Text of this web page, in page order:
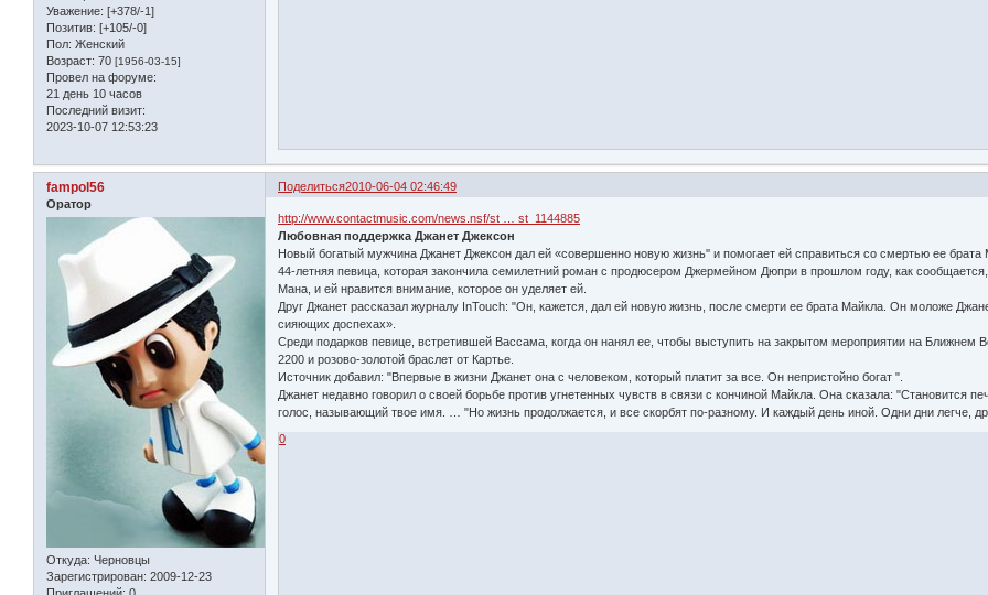
Уважение: [+378/-1]
Позитив: [+105/-0]
Пол: Женский
Возраст: 70 [1956-03-15]
Провел на форуме:
21 день 10 часов
Последний визит:
2023-10-07 12:53:23
Поделиться2010-06-04 02:46:49
fampol56
Оратор
Откуда: Черновцы
Зарегистрирован: 2009-12-23
http://www.contactmusic.com/news.nsf/st … st_1144885
Любовная поддержка Джанет Джексон
Новый богатый мужчина Джанет Джексон дал ей «совершенно новую жизнь'' и помогает ей справиться со смертью ее брата
44-летняя певица, которая закончила семилетний роман с продюсером Джермейном Дюпри в прошлом году, как
Мана, и ей нравится внимание, которое он уделяет ей.
Друг Джанет рассказал журналу InTouch: "Он, кажется, дал ей новую жизнь, после смерти ее брата Майкла. Он моложе
сияющих доспехах».
Среди подарков певице, встретившей Вассама, когда он нанял ее, чтобы выступить на закрытом мероприятии на Ближнем
2200 и розово-золотой браслет от Картье.
Источник добавил: "Впервые в жизни Джанет она с человеком, который платит за все. Он непристойно богат ".
Джанет недавно говорил о своей борьбе против угнетенных чувств в связи с кончиной Майкла. Она сказала: "Становится
голос, называющий твое имя. … "Но жизнь продолжается, и все скорбят по-разному. И каждый день иной. Одни дни легче,
0